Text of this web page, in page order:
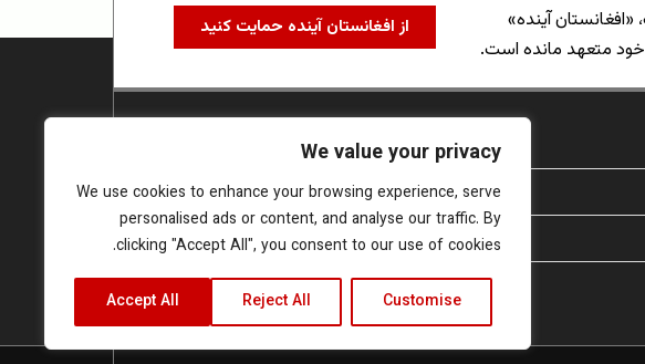
We value your privacy
We use cookies to enhance your browsing experience, serve
personalised ads or content, and analyse our traffic. By
clicking "Accept All", you consent to our use of cookies.
Customise
Reject All
Accept All
آینده»
خود متعهد مانده است.
از افغانستان آینده حمایت کنید